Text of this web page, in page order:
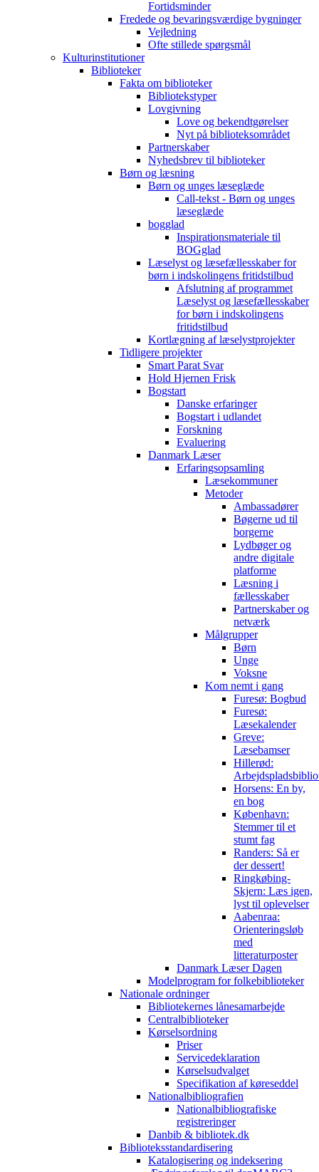
Fortidsminder
Fredede og bevaringsværdige bygninger
Vejledning
Ofte stillede spørgsmål
Kulturinstitutioner
Biblioteker
Fakta om biblioteker
Bibliotekstyper
Lovgivning
Love og bekendtgørelser
Nyt på biblioteksområdet
Partnerskaber
Nyhedsbrev til biblioteker
Børn og læsning
Børn og unges læseglæde
Call-tekst - Børn og unges
læseglæde
bogglad
Inspirationsmateriale til
BOGglad
Læselyst og læsefællesskaber for
børn i indskolingens fritidstilbud
Afslutning af programmet
Læselyst og læsefællesskaber
for børn i indskolingens
fritidstilbud
Kortlægning af læselystprojekter
Tidligere projekter
Smart Parat Svar
Hold Hjernen Frisk
Bogstart
Danske erfaringer
Bogstart i udlandet
Forskning
Evaluering
Danmark Læser
Erfaringsopsamling
Læsekommuner
Metoder
Ambassadører
Bøgerne ud til
borgerne
Lydbøger og
andre digitale
platforme
Læsning i
fællesskaber
Partnerskaber og
netværk
Målgrupper
Børn
Unge
Voksne
Kom nemt i gang
Furesø: Bogbud
Furesø:
Læsekalender
Greve:
Læsebamser
Hillerød:
Horsens: En by,
en bog
København:
Stemmer til et
stumt fag
Randers: Så er
der dessert!
Ringkøbing-
Skjern: Læs igen,
lyst til oplevelser
Aabenraa:
Orienteringsløb
med
litteraturposter
Danmark Læser Dagen
Modelprogram for folkebiblioteker
Nationale ordninger
Bibliotekernes lånesamarbejde
Centralbiblioteker
Kørselsordning
Priser
Servicedeklaration
Kørselsudvalget
Specifikation af køreseddel
Nationalbibliografien
Nationalbibliografiske
registreringer
Danbib & bibliotek.dk
Biblioteksstandardisering
Katalogisering og indeksering